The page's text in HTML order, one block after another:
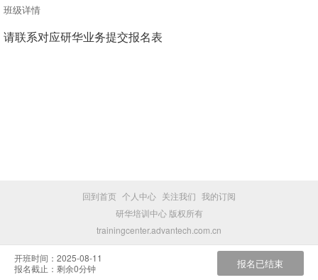
班级详情
请联系对应研华业务提交报名表
开班时间：2025-08-11
报名截止：剩余0分钟
回到首页 个人中心 关注我们 我的订阅
研华培训中心 版权所有
trainingcenter.advantech.com.cn